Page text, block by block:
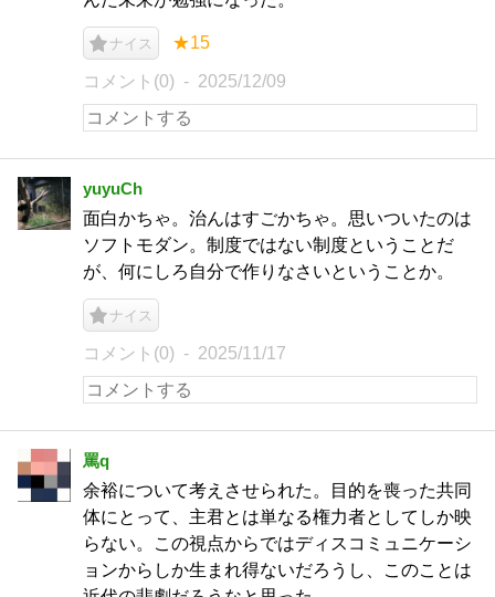
ナイス ★15
コメント(0) 2025/12/09
yuyuCh
面白かちゃ。治んはすごかちゃ。思いついたのは
ソフトモダン。制度ではない制度ということだ
が、何にしろ自分で作りなさいということか。
ナイス
コメント(0) 2025/11/17
罵q
余裕について考えさせられた。目的を喪った共同
体にとって、主君とは単なる権力者としてしか映
らない。この視点からではディスコミュニケーシ
ョンからしか生まれ得ないだろうし、このことは